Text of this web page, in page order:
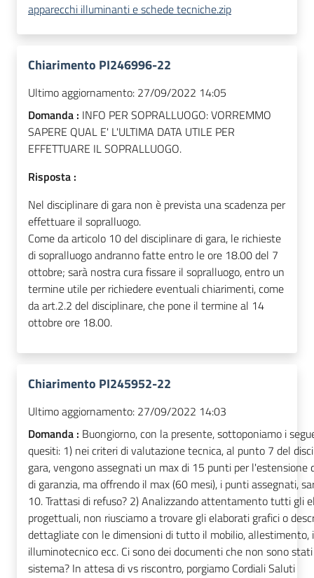
apparecchi illuminanti e schede tecniche.zip
Chiarimento PI246996-22
Ultimo aggiornamento: 27/09/2022 14:05
Domanda : INFO PER SOPRALLUOGO: VORREMMO
SAPERE QUAL E' L'ULTIMA DATA UTILE PER
EFFETTUARE IL SOPRALLUOGO.
Risposta :
Nel disciplinare di gara non è prevista una scadenza per
effettuare il sopralluogo.
Come da articolo 10 del disciplinare di gara, le richieste
di sopralluogo andranno fatte entro le ore 18.00 del 7
ottobre; sarà nostra cura fissare il sopralluogo, entro un
termine utile per richiedere eventuali chiarimenti, come
da art.2.2 del disciplinare, che pone il termine al 14
ottobre ore 18.00.
Chiarimento PI245952-22
Ultimo aggiornamento: 27/09/2022 14:03
Domanda : Buongiorno, con la presente, sottoponiamo i
quesiti: 1) nei criteri di valutazione tecnica, al punto 7 del
gara, vengono assegnati un max di 15 punti per l'estensione
di garanzia, ma offrendo il max (60 mesi), i punti assegnati,
10. Trattasi di refuso? 2) Analizzando attentamento tutti gli
progettuali, non riusciamo a trovare gli elaborati grafici o
dettagliate con le dimensioni di tutto il mobilio, allestimento,
illuminotecnico ecc. Ci sono dei documenti che non sono
sistema? In attesa di vs riscontro, porgiamo Cordiali Saluti